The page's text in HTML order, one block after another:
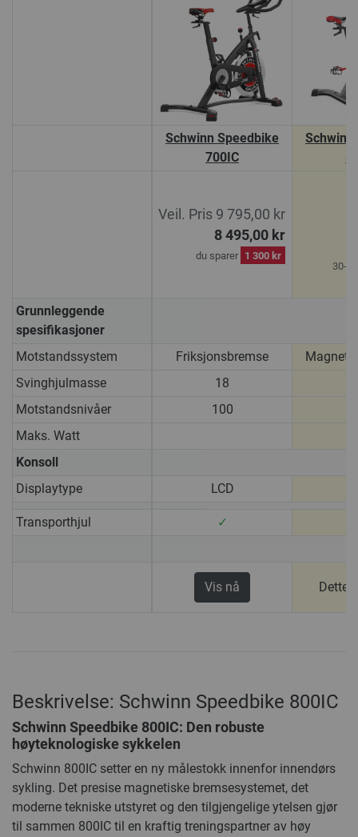
Schwinn Speedbike
700IC
Schwinn
Veil. Pris 9 795,00 kr
8 495,00 kr
du sparer 1 300 kr
30-
Grunnleggende
spesifikasjoner
Motstandssystem
Friksjonsbremse
Svinghjulmasse
18
Motstandsnivåer
100
Maks. Watt
Konsoll
Displaytype
LCD
Transporthjul ✓
Vis nå Dette
Beskrivelse: Schwinn Speedbike 800IC
Schwinn Speedbike 800IC: Den robuste
høyteknologiske sykkelen
Schwinn 800IC setter en ny målestokk innenfor innendørs
sykling. Det presise magnetiske bremsesystemet, det
moderne tekniske utstyret og den tilgjengelige ytelsen gjør
til sammen 800IC til en kraftig treningspartner av høy